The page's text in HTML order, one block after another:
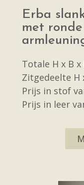
Erba
met
Totale H x B x
Zitgedeelte H
Prijs in stof
Prijs in leer